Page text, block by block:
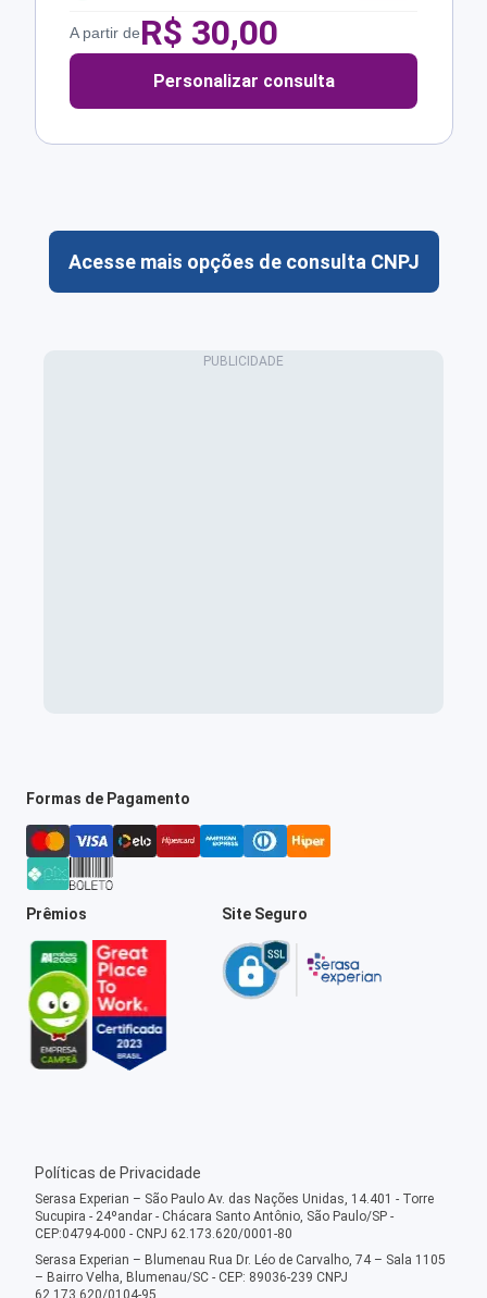
A partir deR$ 30,00
Personalizar consulta
Acesse mais opções de consulta CNPJ
Formas de Pagamento
Prêmios Site Seguro
Políticas de Privacidade
Serasa Experian – São Paulo Av. das Nações Unidas, 14.401 - Torre
Sucupira - 24ºandar - Chácara Santo Antônio, São Paulo/SP -
CEP:04794-000 - CNPJ 62.173.620/0001-80
Serasa Experian – Blumenau Rua Dr. Léo de Carvalho, 74 – Sala 1105
– Bairro Velha, Blumenau/SC - CEP: 89036-239 CNPJ
62.173.620/0104-95